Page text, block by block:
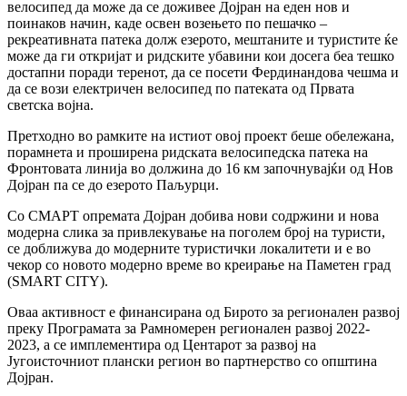
велосипед да може да се доживее Дојран на еден нов и
поинаков начин, каде освен возењето по пешачко –
рекреативната патека долж езерото, мештаните и туристите ќе
може да ги откријат и ридските убавини кои досега беа тешко
достапни поради теренот, да се посети Фердинандова чешма и
да се вози електричен велосипед по патеката од Првата
светска војна.
Претходно во рамките на истиот овој проект беше обележана,
порамнета и проширена ридската велосипедска патека на
Фронтовата линија во должина до 16 км започнувајќи од Нов
Дојран па се до езерото Паљурци.
Со СМАРТ опремата Дојран добива нови содржини и нова
модерна слика за привлекување на поголем број на туристи,
се доближува до модерните туристички локалитети и е во
чекор со новото модерно време во креирање на Паметен град
(SMART CITY).
Оваа активност е финансирана од Бирото за регионален развој
преку Програмата за Рамномерен регионален развој 2022-
2023, а се имплементира од Центарот за развој на
Југоисточниот плански регион во партнерство со општина
Дојран.